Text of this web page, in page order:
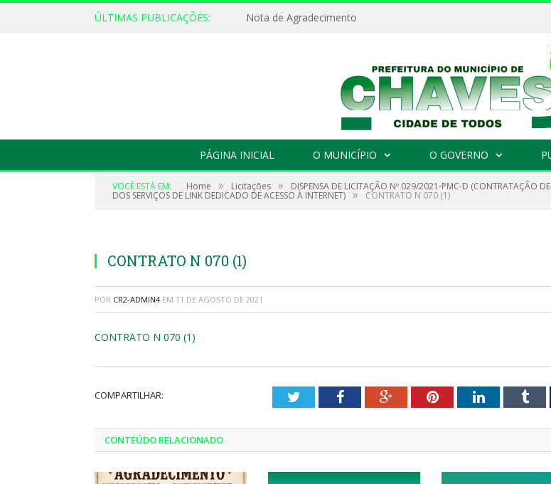
ÚLTIMAS PUBLICAÇÕES: Nota de Agradecimento
PÁGINA INICIAL O MUNICÍPIO O GOVERNO
VOCÊ ESTÁ EM: Home » Licitações » DISPENSA DE LICITAÇÃO Nº 029/2021-PMC-D (CONTRATAÇÃO
DOS SERVIÇOS DE LINK DEDICADO DE ACESSO À INTERNET) » CONTRATO N 070 (1)
CONTRATO N 070 (1)
POR CR2-ADMIN4 EM 11 DE AGOSTO DE 2021
CONTRATO N 070 (1)
COMPARTILHAR: TwitterFacebookGoogle+PinterestLinkedIn
CONTEÚDO RELACIONADO